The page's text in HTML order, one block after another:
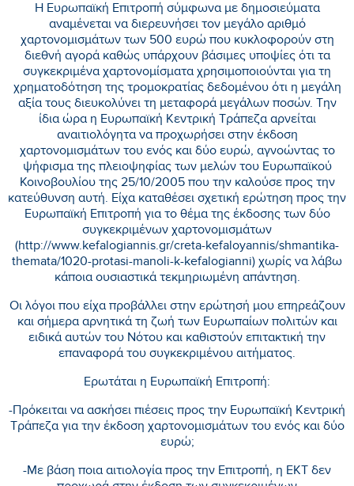
Η Ευρωπαϊκή Επιτροπή σύμφωνα με δημοσιεύματα
αναμένεται να διερευνήσει τον μεγάλο αριθμό
χαρτονομισμάτων των 500 ευρώ που κυκλοφορούν στη
διεθνή αγορά καθώς υπάρχουν βάσιμες υποψίες ότι τα
συγκεκριμένα χαρτονομίσματα χρησιμοποιούνται για τη
χρηματοδότηση της τρομοκρατίας δεδομένου ότι η μεγάλη
αξία τους διευκολύνει τη μεταφορά μεγάλων ποσών. Την
ίδια ώρα η Ευρωπαϊκή Κεντρική Τράπεζα αρνείται
αναιτιολόγητα να προχωρήσει στην έκδοση
χαρτονομισμάτων του ενός και δύο ευρώ, αγνοώντας το
ψήφισμα της πλειοψηφίας των μελών του Ευρωπαϊκού
Κοινοβουλίου της 25/10/2005 που την καλούσε προς την
κατεύθυνση αυτή. Είχα καταθέσει σχετική ερώτηση προς την
Ευρωπαϊκή Επιτροπή για το θέμα της έκδοσης των δύο
συγκεκριμένων χαρτονομισμάτων
(http://www.kefalogiannis.gr/creta-kefaloyannis/shmantika-
themata/1020-protasi-manoli-k-kefalogianni) χωρίς να λάβω
κάποια ουσιαστικά τεκμηριωμένη απάντηση.
Οι λόγοι που είχα προβάλλει στην ερώτησή μου επηρεάζουν
και σήμερα αρνητικά τη ζωή των Ευρωπαίων πολιτών και
ειδικά αυτών του Νότου και καθιστούν επιτακτική την
επαναφορά του συγκεκριμένου αιτήματος.
Ερωτάται η Ευρωπαϊκή Επιτροπή:
-Πρόκειται να ασκήσει πιέσεις προς την Ευρωπαϊκή Κεντρική
Τράπεζα για την έκδοση χαρτονομισμάτων του ενός και δύο
ευρώ;
-Με βάση ποια αιτιολογία προς την Επιτροπή, η ΕΚΤ δεν